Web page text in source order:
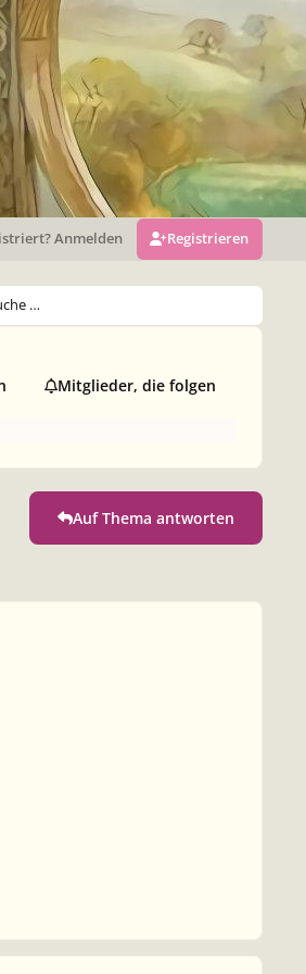
Anmelden Registrieren
…
Mitglieder, die folgen
Auf Thema antworten